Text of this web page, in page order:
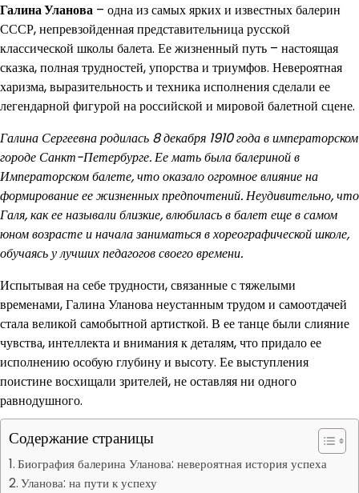
Галина Уланова – одна из самых ярких и известных балерин
СССР, непревзойденная представительница русской
классической школы балета. Ее жизненный путь – настоящая
сказка, полная трудностей, упорства и триумфов. Невероятная
харизма, выразительность и техника исполнения сделали ее
легендарной фигурой на российской и мировой балетной сцене.
Галина Сергеевна родилась 8 декабря 1910 года в императорском
городе Санкт-Петербурге. Ее мать была балериной в
Императорском балете, что оказало огромное влияние на
формирование ее жизненных предпочтений. Неудивительно, что
Галя, как ее называли близкие, влюбилась в балет еще в самом
юном возрасте и начала заниматься в хореографической школе,
обучаясь у лучших педагогов своего времени.
Испытывая на себе трудности, связанные с тяжелыми
временами, Галина Уланова неустанным трудом и самоотдачей
стала великой самобытной артисткой. В ее танце были слияние
чувства, интеллекта и внимания к деталям, что придало ее
исполнению особую глубину и высоту. Ее выступления
поистине восхищали зрителей, не оставляя ни одного
равнодушного.
Содержание страницы
Биография балерина Уланова: невероятная история успеха
Уланова: на пути к успеху